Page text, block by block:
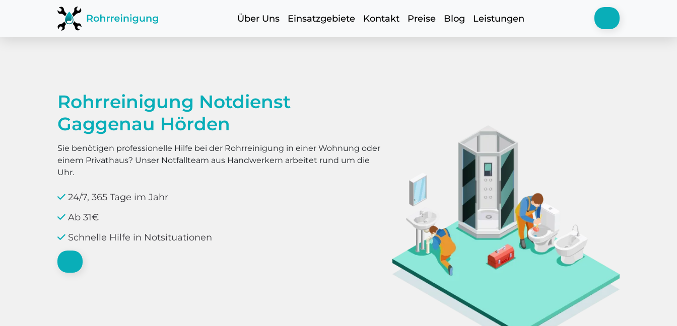
Über Uns Einsatzgebiete Kontakt Preise Blog Leistungen
Rohrreinigung Notdienst
Gaggenau Hörden
Sie benötigen professionelle Hilfe bei der Rohrreinigung in einer Wohnung oder
einem Privathaus? Unser Notfallteam aus Handwerkern arbeitet rund um die
Uhr.
24/7, 365 Tage im Jahr
Ab 31€
Schnelle Hilfe in Notsituationen